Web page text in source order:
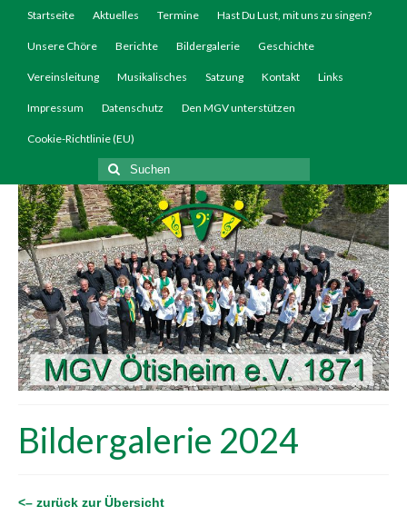
Startseite Aktuelles Termine Hast Du Lust, mit uns zu singen?
Unsere Chöre Berichte Bildergalerie Geschichte
Vereinsleitung Musikalisches Satzung Kontakt Links
Impressum Datenschutz Den MGV unterstützen
Cookie-Richtlinie (EU)
Suchen
nach:
Bildergalerie 2024
<– zurück zur Übersicht